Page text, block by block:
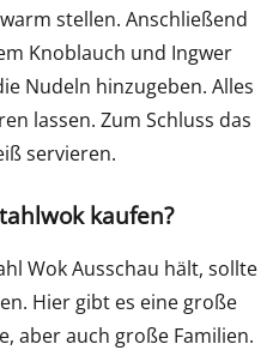
stellen. Anschließend
Knoblauch und Ingwer
Nudeln hinzugeben. Alles
lassen. Zum Schluss das
servieren.
kaufen?
Wok Ausschau hält, sollte
Hier gibt es eine große
aber auch große Familien.